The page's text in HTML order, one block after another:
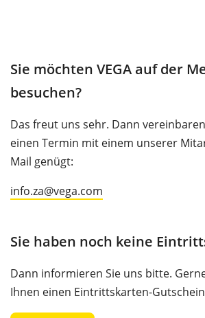
Sie möchten VEGA auf der
besuchen?
Das freut uns sehr. Dann
einen Termin mit einem unserer
Mail genügt:
info.za@vega.com
Sie haben noch keine
Dann informieren Sie uns bitte.
Ihnen einen Eintrittskarten-